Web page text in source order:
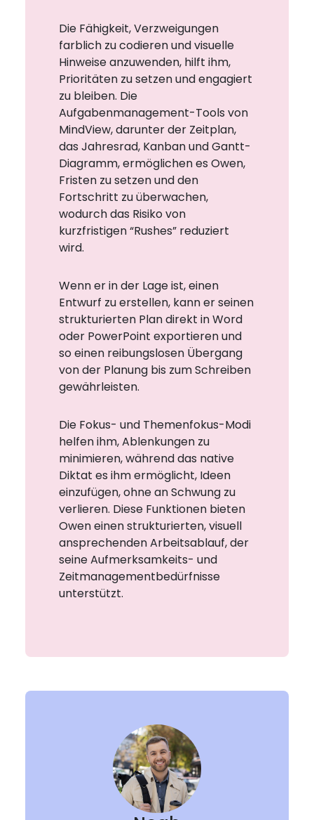
Die Fähigkeit, Verzweigungen
farblich zu codieren und visuelle
Hinweise anzuwenden, hilft ihm,
Prioritäten zu setzen und engagiert
zu bleiben. Die
Aufgabenmanagement-Tools von
MindView, darunter der Zeitplan,
das Jahresrad, Kanban und Gantt-
Diagramm, ermöglichen es Owen,
Fristen zu setzen und den
Fortschritt zu überwachen,
wodurch das Risiko von
kurzfristigen “Rushes” reduziert
wird.
Wenn er in der Lage ist, einen
Entwurf zu erstellen, kann er seinen
strukturierten Plan direkt in Word
oder PowerPoint exportieren und
so einen reibungslosen Übergang
von der Planung bis zum Schreiben
gewährleisten.
Die Fokus- und Themenfokus-Modi
helfen ihm, Ablenkungen zu
minimieren, während das native
Diktat es ihm ermöglicht, Ideen
einzufügen, ohne an Schwung zu
verlieren. Diese Funktionen bieten
Owen einen strukturierten, visuell
ansprechenden Arbeitsablauf, der
seine Aufmerksamkeits- und
Zeitmanagementbedürfnisse
unterstützt.